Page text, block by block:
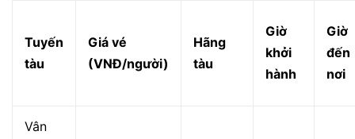
Tuyến
tàu
Giá vé
(VNĐ/người)
Hãng
tàu
Giờ
khởi
hành
Giờ
đến
nơi
Vân